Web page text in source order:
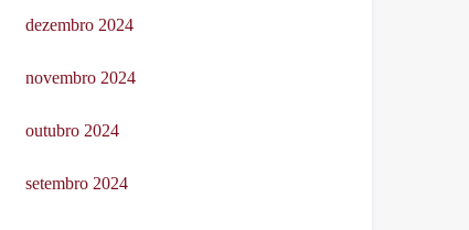
dezembro 2024
novembro 2024
outubro 2024
setembro 2024